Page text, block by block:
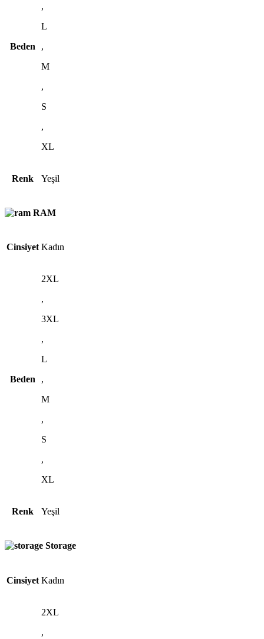
Beden
,
L
,
M
,
S
,
XL
Renk Yeşil
RAM
Cinsiyet Kadın
Beden
2XL
,
3XL
,
L
,
M
,
S
,
XL
Renk Yeşil
Storage
Cinsiyet Kadın
2XL
,